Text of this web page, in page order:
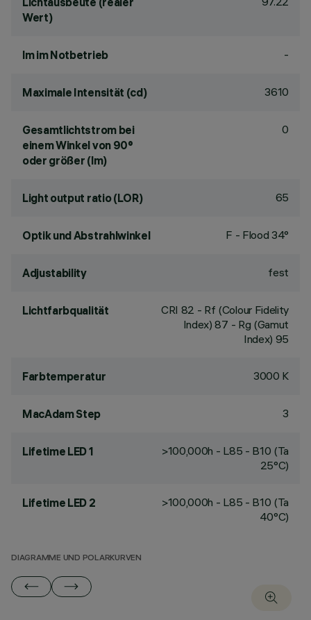
Wert)
lm im Notbetrieb -
Maximale Intensität (cd) 3610
Gesamtlichtstrom bei
einem Winkel von 90°
oder größer (lm)
0
Light output ratio (LOR) 65
Optik und Abstrahlwinkel F - Flood 34°
Adjustability fest
Lichtfarbqualität CRI 82 - Rf (Colour Fidelity
Index) 87 - Rg (Gamut
Index) 95
Farbtemperatur 3000 K
MacAdam Step 3
Lifetime LED 1
>100,000h - L85 - B10 (Ta
25°C)
Lifetime LED 2
>100,000h - L85 - B10 (Ta
40°C)
DIAGRAMME UND POLARKURVEN